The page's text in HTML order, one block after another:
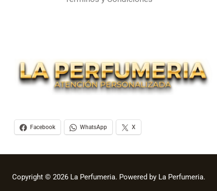
Facebook WhatsApp X
Copyright © 2026 La Perfumeria. Powered by La Perfumeria.